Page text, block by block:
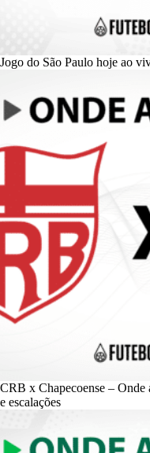
Jogo do São Paulo hoje ao
CRB x Chapecoense –
e escalações